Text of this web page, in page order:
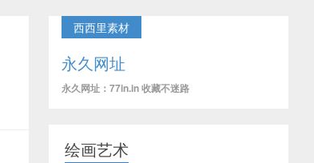
西西里素材
永久网址
永久网址：77in.in 收藏不迷路
绘画艺术